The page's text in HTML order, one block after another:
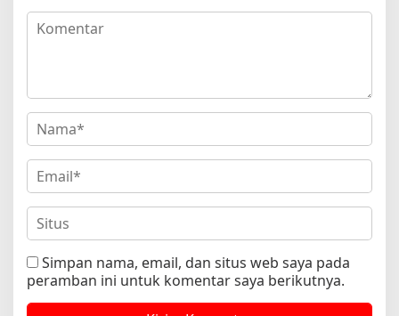
Simpan nama, email, dan situs web saya pada
peramban ini untuk komentar saya berikutnya.